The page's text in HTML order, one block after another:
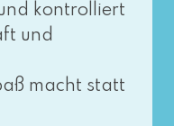
kontrolliert
und
macht statt